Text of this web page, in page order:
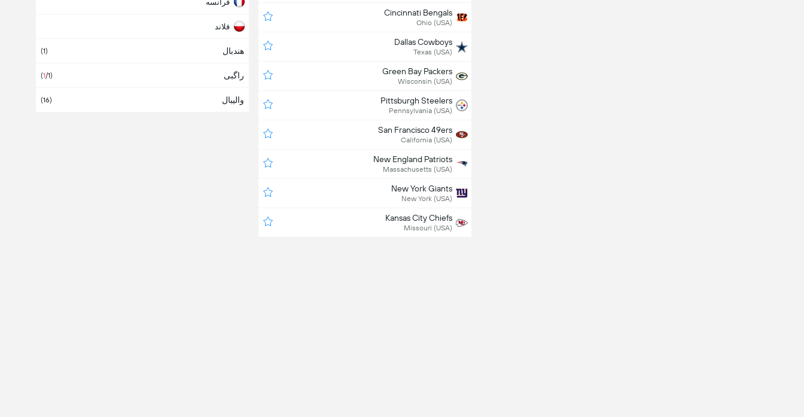
فرانسه
فلاند
کاناداهندبال (1)
راگبی (1/1)
والیبال (16)
Cincinnati Bengals
Ohio (USA)
Dallas Cowboys
Texas (USA)
Green Bay Packers
Wisconsin (USA)
Pittsburgh Steelers
Pennsylvania (USA)
San Francisco 49ers
California (USA)
New England Patriots
Massachusetts (USA)
New York Giants
New York (USA)
Kansas City Chiefs
Missouri (USA)